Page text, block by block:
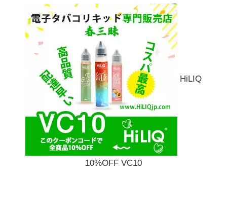
HiLIQ
10%OFF VC10